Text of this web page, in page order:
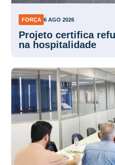
FORÇA 6 AGO 2026
Projeto certifica
na hospitalidade